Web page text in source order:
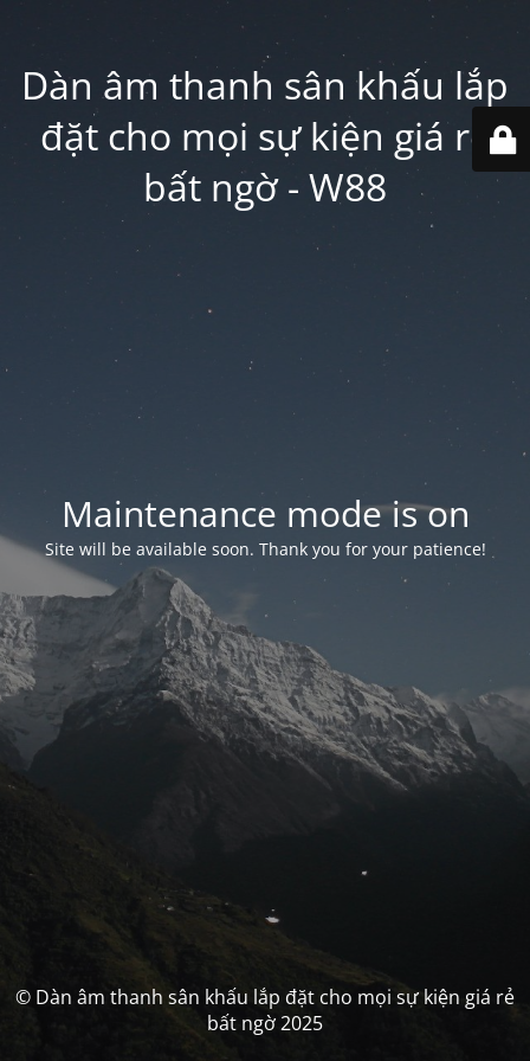
Dàn âm thanh sân khấu lắp
đặt cho mọi sự kiện giá rẻ
bất ngờ - W88
Maintenance mode is on
Site will be available soon. Thank you for your patience!
© Dàn âm thanh sân khấu lắp đặt cho mọi sự kiện giá rẻ
bất ngờ 2025